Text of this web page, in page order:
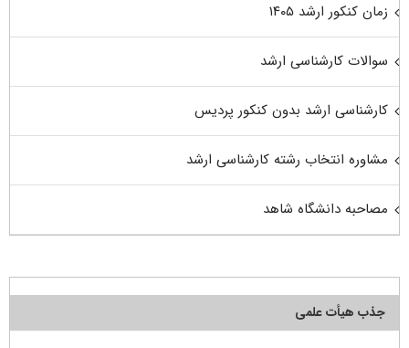
زمان کنکور ارشد ۱۴۰۵
سوالات کارشناسی ارشد
کارشناسی ارشد بدون کنکور پردیس
مشاوره انتخاب رشته کارشناسی ارشد
مصاحبه دانشگاه شاهد
جذب هیأت علمی